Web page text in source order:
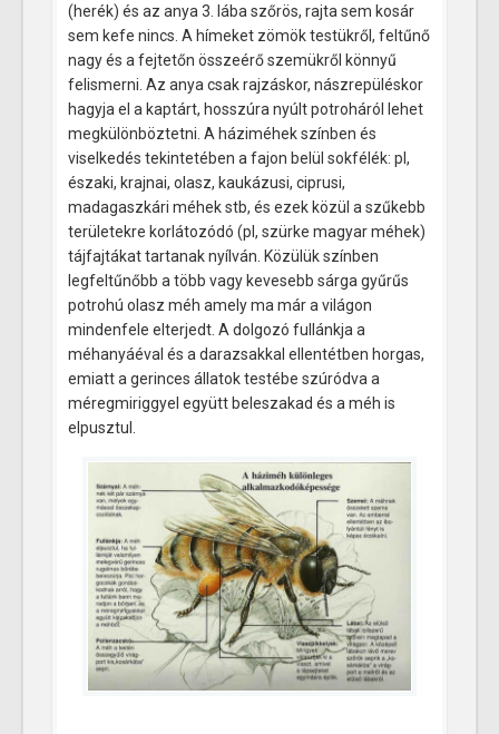
(herék) és az anya 3. lába szőrös, rajta sem kosár
sem kefe nincs. A hímeket zömök testükről, feltűnő
nagy és a fejtetőn összeérő szemükről könnyű
felismerni. Az anya csak rajzáskor, nászrepüléskor
hagyja el a kaptárt, hosszúra nyúlt potroháról lehet
megkülönböztetni. A háziméhek színben és
viselkedés tekintetében a fajon belül sokfélék: pl,
északi, krajnai, olasz, kaukázusi, ciprusi,
madagaszkári méhek stb, és ezek közül a szűkebb
területekre korlátozódó (pl, szürke magyar méhek)
tájfajtákat tartanak nyílván. Közülük színben
legfeltűnőbb a több vagy kevesebb sárga gyűrűs
potrohú olasz méh amely ma már a világon
mindenfele elterjedt. A dolgozó fullánkja a
méhanyáéval és a darazsakkal ellentétben horgas,
emiatt a gerinces állatok testébe szúródva a
méregmiriggyel együtt beleszakad és a méh is
elpusztul.